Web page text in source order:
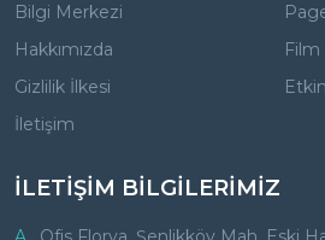
Bilgi Merkezi
Hakkımızda
Gizlilik İlkesi
İletişim
Film
İLETİŞİM BİLGİLERİMİZ